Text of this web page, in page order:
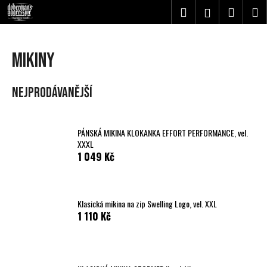
Přejít
obsah
HledatPřihlášení
MIKINY
Nejprodávanější
PÁNSKÁ MIKINA KLOKANKA EFFORT PERFORMANCE, vel.
XXXL
1 049 Kč
Klasická mikina na zip Swelling Logo, vel. XXL
1 110 Kč
o
C
p